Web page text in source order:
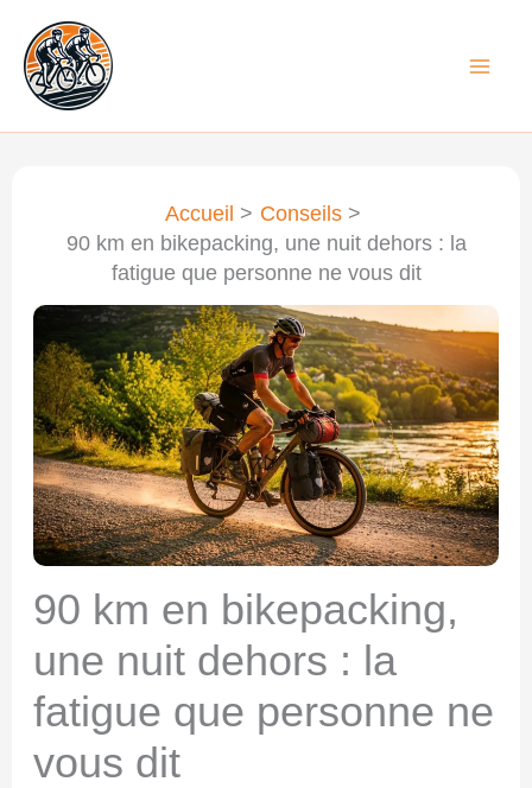
contenu
Accueil
Conseils
90 km en bikepacking, une nuit dehors : la
fatigue que personne ne vous dit
90 km en bikepacking,
une nuit dehors : la
fatigue que personne ne
vous dit